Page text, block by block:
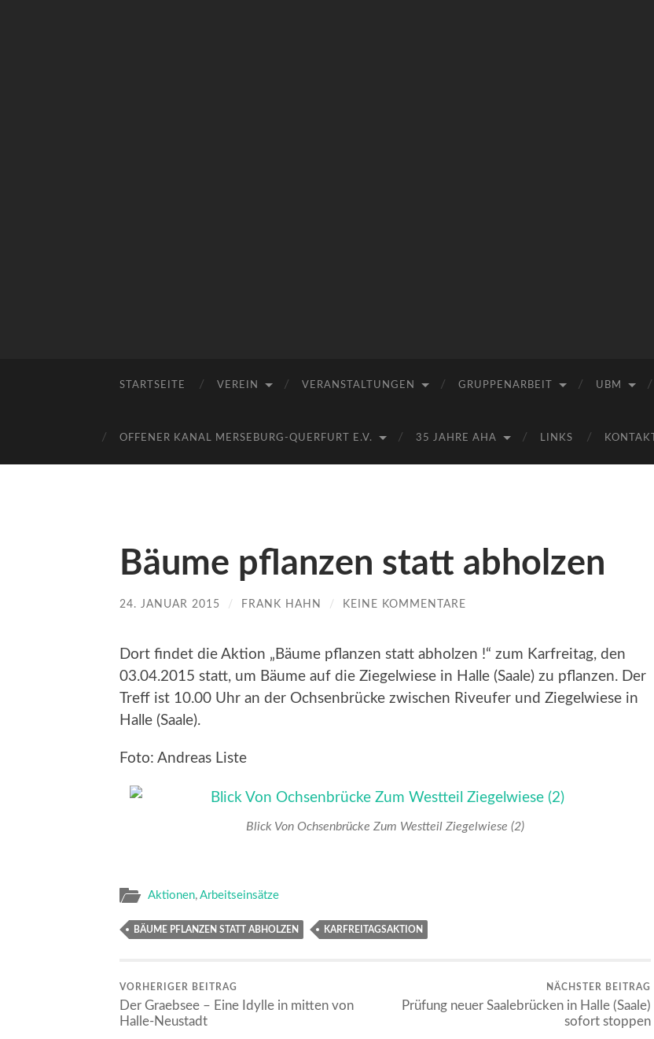
e.V.
STARTSEITE VEREIN VERANSTALTUNGEN GRUPPENARBEIT UBM
OFFENER KANAL MERSEBURG-QUERFURT E.V. 35 JAHRE AHA LINKS KONTAKT
Bäume pflanzen statt abholzen
24. JANUAR 2015 / FRANK HAHN / KEINE KOMMENTARE
Dort findet die Aktion „Bäume pflanzen statt abholzen !“ zum Karfreitag, den
03.04.2015 statt, um Bäume auf die Ziegelwiese in Halle (Saale) zu pflanzen. Der
Treff ist 10.00 Uhr an der Ochsenbrücke zwischen Riveufer und Ziegelwiese in
Halle (Saale).
Foto: Andreas Liste
Blick Von Ochsenbrücke Zum Westteil Ziegelwiese (2)
Aktionen, Arbeitseinsätze
BÄUME PFLANZEN STATT ABHOLZEN KARFREITAGSAKTION
VORHERIGER BEITRAG
Der Graebsee – Eine Idylle in mitten von
Halle-Neustadt
NÄCHSTER BEITRAG
Prüfung neuer Saalebrücken in Halle (Saale)
sofort stoppen